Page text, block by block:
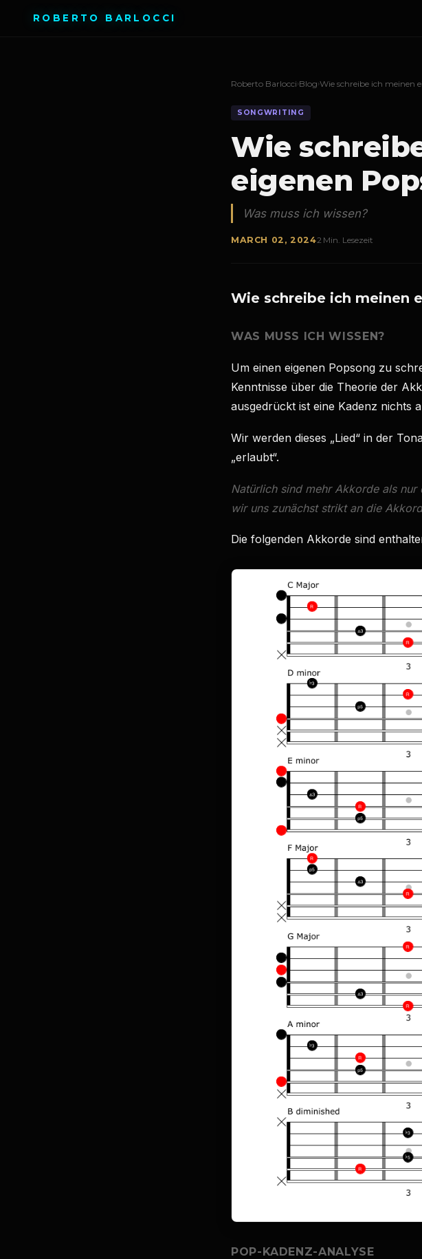
ROBERTO BARLOCCI
Roberto Barlocci›Blog›Wie schreibe ich meinen
SONGWRITING
Wie
eigenen
Was muss ich wissen?
MARCH 02, 20242 Min. Lesezeit
Wie schreibe ich meinen
WAS MUSS ICH WISSEN?
Um einen eigenen Popsong zu
Kenntnisse über die Theorie der
ausgedrückt ist eine Kadenz nichts
Wir werden dieses „Lied“ in der
„erlaubt“.
Natürlich sind mehr Akkorde als
wir uns zunächst strikt an die
Die folgenden Akkorde sind
POP-KADENZ-ANALYSE